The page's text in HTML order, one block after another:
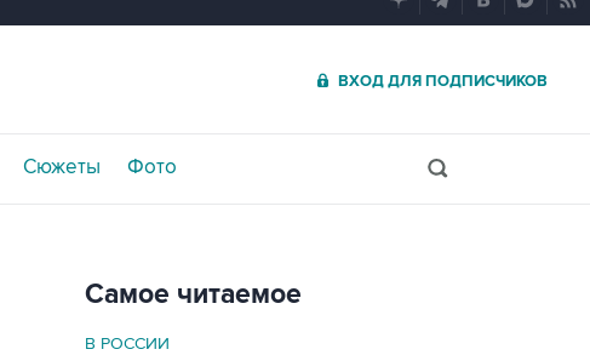
ВХОД ДЛЯ ПОДПИСЧИКОВ
Сюжеты Фото
Самое читаемое
В РОССИИ